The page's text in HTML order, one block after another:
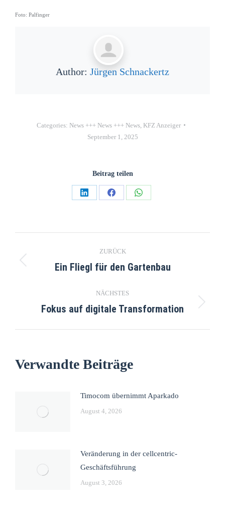
Foto: Palfinger
Author: Jürgen Schnackertz
Categories: News +++ News +++ News KFZ Anzeiger
September 1, 2025
Beitrag teilen
ZURÜCK
Ein Fliegl für den Gartenbau
NÄCHSTES
Fokus auf digitale Transformation
Verwandte Beiträge
Timocom übernimmt Aparkado
August 4, 2026
Veränderung in der cellcentric-
Geschäftsführung
August 3, 2026